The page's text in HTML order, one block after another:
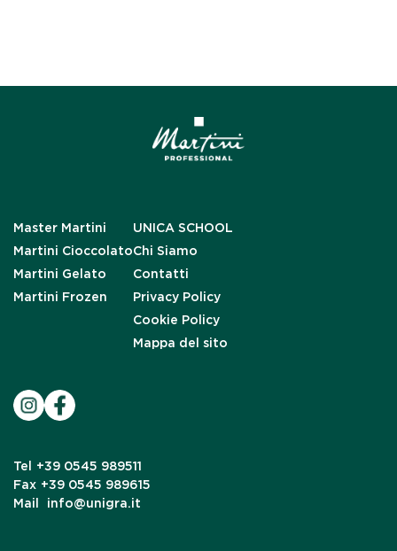
Master Martini
Martini Cioccolato
Martini Gelato
Martini Frozen
UNICA SCHOOL
Chi Siamo
Contatti
Privacy Policy
Cookie Policy
Mappa del sito
Tel
+39 0545 989511
Fax +39 0545 989615
Mail
info@unigra.it